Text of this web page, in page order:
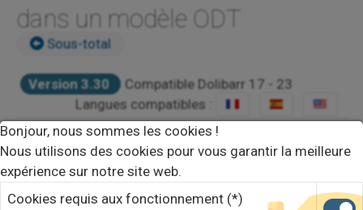
dans un modèle ODT
Sous-total
Version 3.30
Compatible Dolibarr 17 - 23
Langues compatibles :
VOIR DÉMO
DEVIS
Bonjour, nous sommes les cookies !
Nous utilisons des cookies pour vous garantir la meilleure
expérience sur notre site web.
Cookies requis aux fonctionnement (*)